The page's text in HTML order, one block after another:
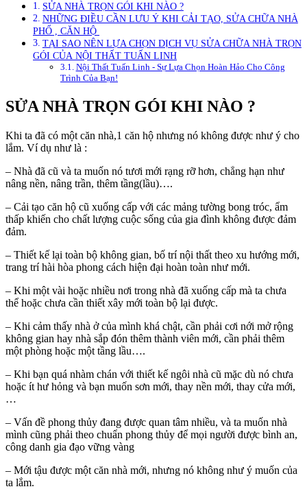
SỬA NHÀ TRỌN GÓI KHI NÀO ?
NHỮNG ĐIỀU CẦN LƯU Ý KHI CẢI TẠO, SỬA CHỮA NHÀ
PHỐ , CĂN HỘ
TẠI SAO NÊN LỰA CHỌN DỊCH VỤ SỬA CHỮA NHÀ TRỌN
GÓI CỦA NỘI THẤT TUẤN LINH
Nội Thất Tuấn Linh - Sự Lựa Chọn Hoàn Hảo Cho Công
Trình Của Bạn!
SỬA NHÀ TRỌN GÓI KHI NÀO ?
Khi ta đã có một căn nhà,1 căn hộ nhưng nó không được như ý cho
lắm. Ví dụ như là :
– Nhà đã cũ và ta muốn nó tươi mới rạng rỡ hơn, chẳng hạn như
nâng nền, nâng trần, thêm tầng(lầu)….
– Cải tạo căn hộ cũ xuống cấp với các mảng tường bong tróc, ẩm
thấp khiến cho chất lượng cuộc sống của gia đình không được đảm
đảm.
– Thiết kế lại toàn bộ không gian, bố trí nội thất theo xu hướng mới,
trang trí hài hòa phong cách hiện đại hoàn toàn như mới.
– Khi một vài hoặc nhiều nơi trong nhà đã xuống cấp mà ta chưa
thể hoặc chưa cần thiết xây mới toàn bộ lại được.
– Khi cảm thấy nhà ở của mình khá chật, cần phải cơi nới mở rộng
không gian hay nhà sắp đón thêm thành viên mới, cần phải thêm
một phòng hoặc một tầng lầu….
– Khi bạn quá nhàm chán với thiết kế ngôi nhà cũ mặc dù nó chưa
hoặc ít hư hỏng và bạn muốn sơn mới, thay nền mới, thay cửa mới,
…
– Vấn đề phong thủy đang được quan tâm nhiều, và ta muốn nhà
mình cũng phải theo chuẩn phong thủy để mọi người được bình an,
công danh gia đạo vững vàng
– Mới tậu được một căn nhà mới, nhưng nó không như ý muốn của
ta lắm.